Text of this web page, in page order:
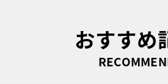
おすすめ